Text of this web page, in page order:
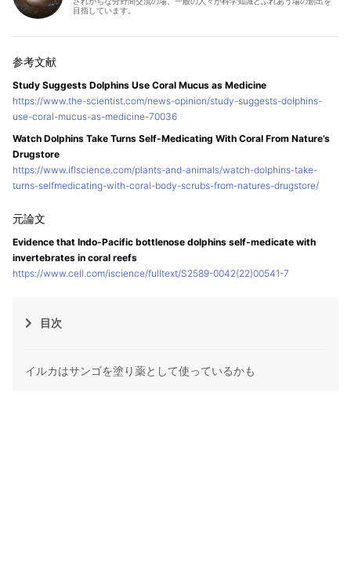
目指しています。
Study Suggests Dolphins Use Coral Mucus as Medicine
https://www.the-scientist.com/news-opinion/study-suggests-dolphins-
use-coral-mucus-as-medicine-70036
Watch Dolphins Take Turns Self-Medicating With Coral From Nature’s
Drugstore
https://www.iflscience.com/plants-and-animals/watch-dolphins-take-
turns-selfmedicating-with-coral-body-scrubs-from-natures-drugstore/
Evidence that Indo-Pacific bottlenose dolphins self-medicate with
invertebrates in coral reefs
https://www.cell.com/iscience/fulltext/S2589-0042(22)00541-7
目次
イルカはサンゴを塗り薬として使っているかも